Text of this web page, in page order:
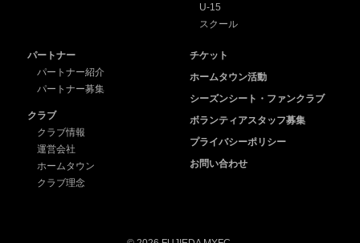
U-15
スクール
パートナー
パートナー紹介
パートナー募集
クラブ
クラブ情報
運営会社
ホームタウン
クラブ理念
チケット
ホームタウン活動
シーズンシート・ファンクラブ
ボランティアスタッフ募集
プライバシーポリシー
お問い合わせ